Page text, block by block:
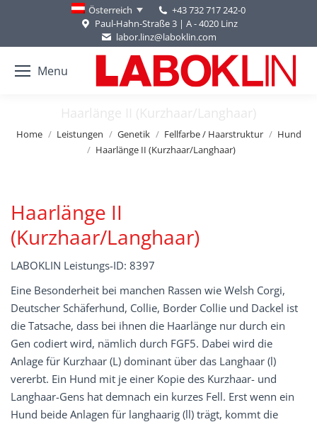
Österreich
+43 732 717 242-0
Paul-Hahn-Straße 3 | A - 4020 Linz
labor.linz@laboklin.com
Menu
Haarlänge II (Kurzhaar/Langhaar)
You are here:
Home Leistungen Genetik Fellfarbe / Haarstruktur
Hund
Haarlänge II (Kurzhaar/Langhaar)
Haarlänge II
(Kurzhaar/Langhaar)
LABOKLIN Leistungs-ID: 8397
Eine Besonderheit bei manchen Rassen wie Welsh Corgi,
Deutscher Schäferhund, Collie, Border Collie und Dackel ist
die Tatsache, dass bei ihnen die Haarlänge nur durch ein
Gen codiert wird, nämlich durch FGF5. Dabei wird die
Anlage für Kurzhaar (L) dominant über das Langhaar (l)
vererbt. Ein Hund mit je einer Kopie des Kurzhaar- und
Langhaar-Gens hat demnach ein kurzes Fell. Erst wenn ein
Hund beide Anlagen für langhaarig (ll) trägt, kommt die